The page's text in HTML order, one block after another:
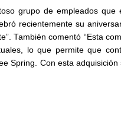
grupo de empleados que
recientemente su
También comentó “Esta
lo que permite que
Spring. Con esta